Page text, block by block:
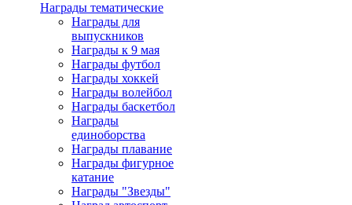
Награды тематические
Награды для
выпускников
Награды к 9 мая
Награды футбол
Награды хоккей
Награды волейбол
Награды баскетбол
Награды
единоборства
Награды плавание
Награды фигурное
катание
Награды "Звезды"